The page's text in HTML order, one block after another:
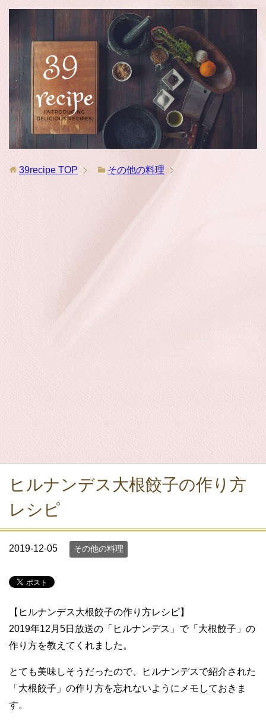
39recipe TOP その他の料理
ヒルナンデス大根餃子の作り方
レシピ
2019-12-05 その他の料理
【ヒルナンデス大根餃子の作り方レシピ】
2019年12月5日放送の「ヒルナンデス」で「大根餃子」の
作り方を教えてくれました。
とても美味しそうだったので、ヒルナンデスで紹介された
「大根餃子」の作り方を忘れないようにメモしておきま
す。